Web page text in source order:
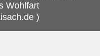
Wohlfart
)